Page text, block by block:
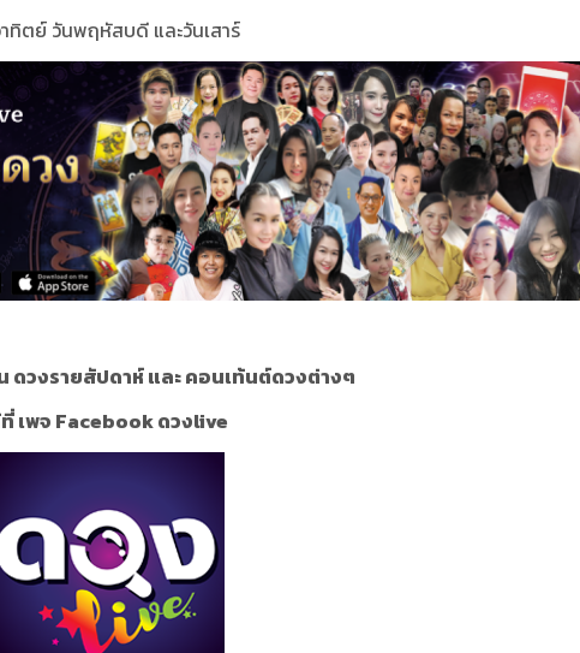
ทิตย์ วันพฤหัสบดี และวันเสาร์
ดวงรายสัปดาห์ และ คอนเท้นต์ดวงต่างๆ
เพจ Facebook ดวงlive